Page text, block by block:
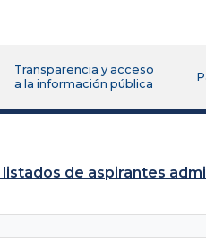
Transparencia y acceso
a la información pública
de aspirantes